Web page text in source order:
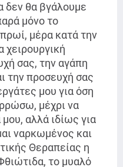
δεν θα βγάλουμε
μόνο το
μέρα κατά την
σας, την αγάπη
την προσευχή σας
μου για όση
μέχρι να
αλλά ιδίως για
ναρκωμένος και
Θεραπείας η
το μυαλό